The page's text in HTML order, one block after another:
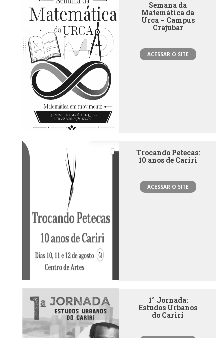
Semana da
Matemática da
Urca – Campus
Crajubar
ACESSAR O SITE
Trocando Petecas:
10 anos de Cariri
ACESSAR O SITE
1° Jornada:
Estudos Urbanos
do Cariri